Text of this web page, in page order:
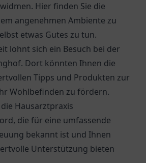
Hier finden Sie die
angenehmen Ambiente zu
etwas Gutes zu tun.
lohnt sich ein Besuch bei der
. Dort könnten Ihnen die
Tipps und Produkten zur
Wohlbefinden zu fördern.
Hausarztpraxis
, die für eine umfassende
bekannt ist und Ihnen
Unterstützung bieten